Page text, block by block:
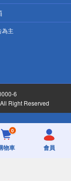
主
6
Right Reserved
0
物車 會員